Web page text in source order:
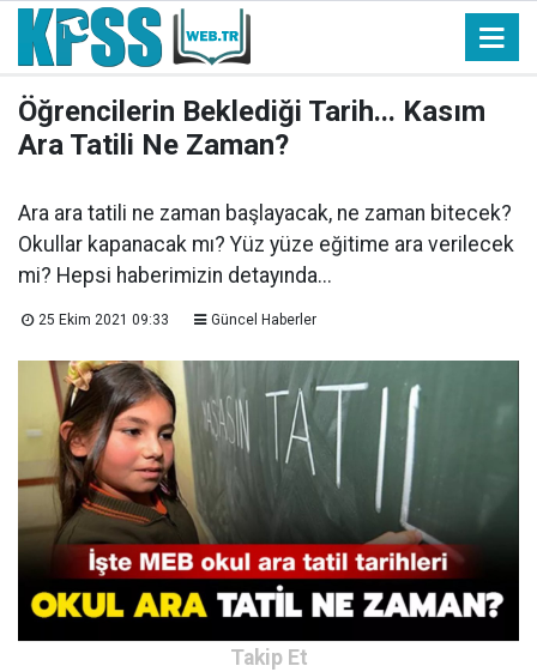
Öğrencilerin Beklediği Tarih... Kasım
Ara Tatili Ne Zaman?
Ara ara tatili ne zaman başlayacak, ne zaman bitecek?
Okullar kapanacak mı? Yüz yüze eğitime ara verilecek
mi? Hepsi haberimizin detayında...
25 Ekim 2021 09:33 Güncel Haberler